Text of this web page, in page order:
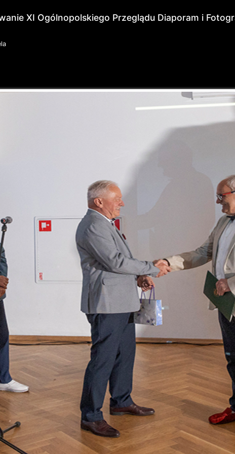
XI Ogólnopolskiego Przeglądu Diaporam i